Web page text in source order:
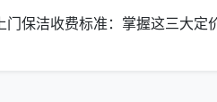
按小时计费是
门保洁收费标准：掌握这三大定